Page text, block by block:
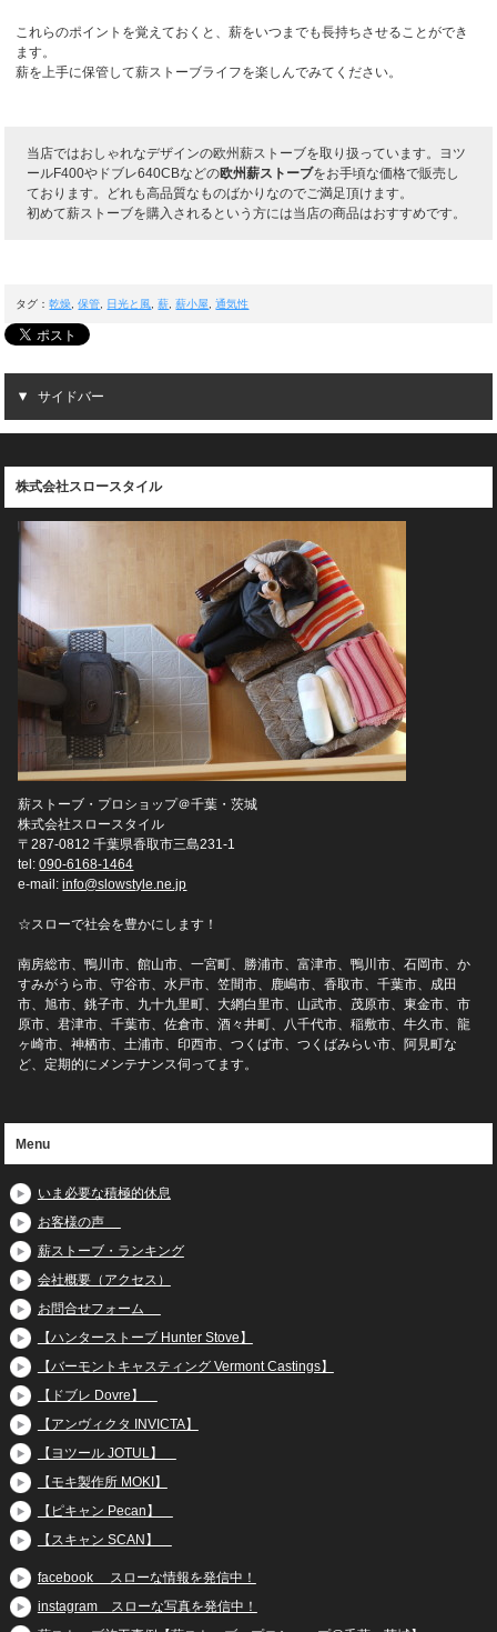
これらのポイントを覚えておくと、薪をいつまでも長持ちさせることができ
ます。
薪を上手に保管して薪ストーブライフを楽しんでみてください。
当店ではおしゃれなデザインの欧州薪ストーブを取り扱っています。ヨツ
ールF400やドブレ640CBなどの欧州薪ストーブをお手頃な価格で販売し
ております。どれも高品質なものばかりなのでご満足頂けます。
初めて薪ストーブを購入されるという方には当店の商品はおすすめです。
タグ：乾燥 ,保管 日光と風 ,薪 ,薪小屋 ,通気性
サイドバー
株式会社スロースタイル
薪ストーブ・プロショップ＠千葉・茨城
株式会社スロースタイル
〒287-0812 千葉県香取市三島231-1
tel:090-6168-1464
e-mail:info@slowstyle.ne.jp
☆スローで社会を豊かにします！
南房総市、鴨川市、館山市、一宮町、勝浦市、富津市、鴨川市、石岡市、か
すみがうら市、守谷市、水戸市、笠間市、鹿嶋市、香取市、千葉市、成田
市、旭市、銚子市、九十九里町、大網白里市、山武市、茂原市、東金市、市
原市、君津市、千葉市、佐倉市、酒々井町、八千代市、稲敷市、牛久市、龍
ヶ崎市、神栖市、土浦市、印西市、つくば市、つくばみらい市、阿見町な
ど、定期的にメンテナンス伺ってます。
Menu
いま必要な積極的休息
お客様の声
薪ストーブ・ランキング
会社概要（アクセス）
お問合せフォーム
【ハンターストーブ Hunter Stove】
【バーモントキャスティング Vermont Castings】
【ドブレ Dovre】
【アンヴィクタ INVICTA】
【ヨツール JOTUL】
【モキ製作所 MOKI】
【ピキャン Pecan】
【スキャン SCAN】
facebook スローな情報を発信中！
instagram スローな写真を発信中！